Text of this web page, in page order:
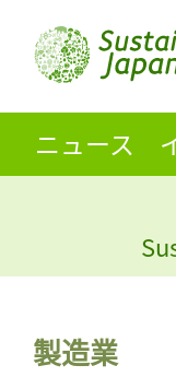
ニュース
製造業